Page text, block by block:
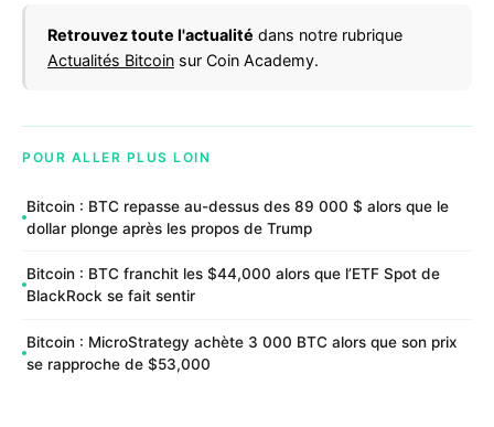
Retrouvez toute l'actualité dans notre rubrique
Actualités Bitcoin sur Coin Academy.
POUR ALLER PLUS LOIN
Bitcoin : BTC repasse au-dessus des 89 000 $ alors que le
dollar plonge après les propos de Trump
Bitcoin : BTC franchit les $44,000 alors que l’ETF Spot de
BlackRock se fait sentir
Bitcoin : MicroStrategy achète 3 000 BTC alors que son prix
se rapproche de $53,000